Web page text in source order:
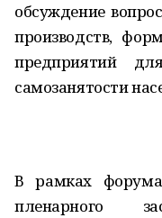
обсуждение
производств,
предприятий
самозанятости
В рамках форума
пленарного